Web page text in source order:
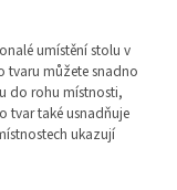
umístění stolu v
tvaru můžete snadno
do rohu místnosti,
tvar také usnadňuje
ukazují